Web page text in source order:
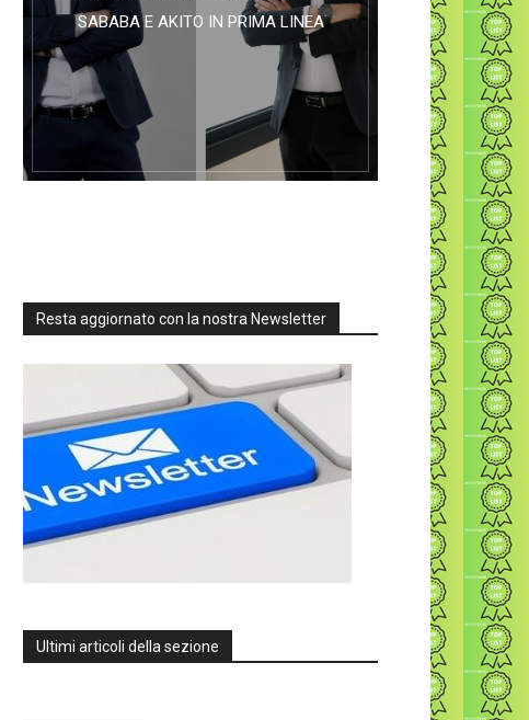
SABABA E AKITO IN PRIMA LINEA
Resta aggiornato con la nostra Newsletter
Ultimi articoli della sezione